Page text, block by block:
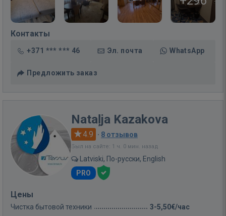
Контакты
+371 *** *** 46 Эл. почта WhatsApp
Предложить заказ
Nataļja Kazakova
4.9 · 8 отзывов
Был на сайте: 1 ч. 0 мин. назад
Latviski, По-русски, English
PRO
Цены
Чистка бытовой техники 3-5,50€/час